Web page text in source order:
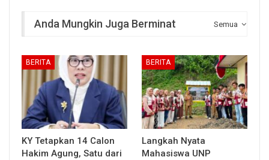
Semua
Anda Mungkin Juga Berminat
BERITA
KY Tetapkan 14 Calon
Hakim Agung, Satu dari
BERITA
Langkah Nyata
Mahasiswa UNP